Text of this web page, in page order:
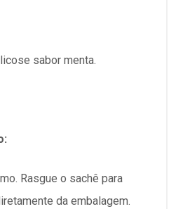
sabor menta.
Rasgue o sachê para
da embalagem.